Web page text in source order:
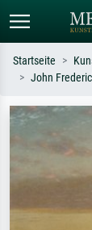
Suchen Sie nach
Sternennacht,
Startseite
John